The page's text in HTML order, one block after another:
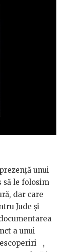
unui
să le folosim
dar care
Jude și
a unui
–,